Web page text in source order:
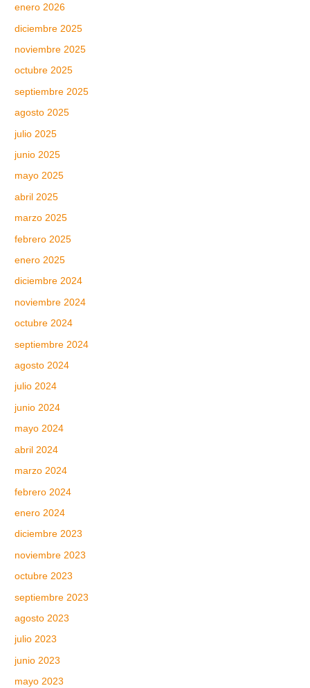
enero 2026
diciembre 2025
noviembre 2025
octubre 2025
septiembre 2025
agosto 2025
julio 2025
junio 2025
mayo 2025
abril 2025
marzo 2025
febrero 2025
enero 2025
diciembre 2024
noviembre 2024
octubre 2024
septiembre 2024
agosto 2024
julio 2024
junio 2024
mayo 2024
abril 2024
marzo 2024
febrero 2024
enero 2024
diciembre 2023
noviembre 2023
octubre 2023
septiembre 2023
agosto 2023
julio 2023
junio 2023
mayo 2023